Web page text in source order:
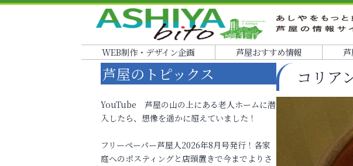
WEB制作・デザイン企画 芦屋おすすめ情報
コリア
芦屋のトピックス
YouTube 芦屋の山の上にある老人ホームに潜
入したら、想像を遥かに超えていました！
フリーペーパー芦屋人2026年8月号発行！各家
庭へのポスティングと店頭置きで今までよりさ